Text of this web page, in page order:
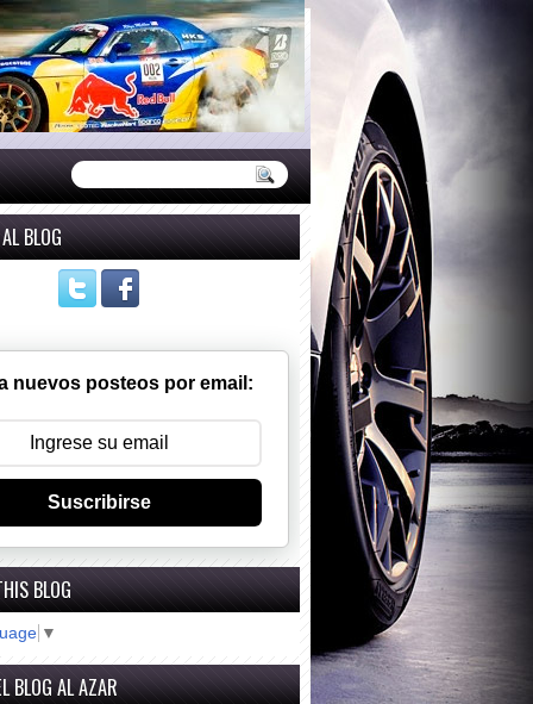
BLOG
nuevos posteos por email:
Suscribirse
BLOG
▼
BLOG AL AZAR